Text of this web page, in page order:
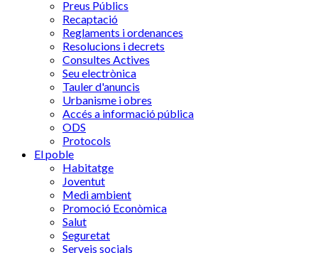
Preus Públics
Recaptació
Reglaments i ordenances
Resolucions i decrets
Consultes Actives
Seu electrònica
Tauler d'anuncis
Urbanisme i obres
Accés a informació pública
ODS
Protocols
El poble
Habitatge
Joventut
Medi ambient
Promoció Econòmica
Salut
Seguretat
Serveis socials